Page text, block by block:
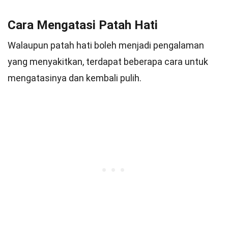
Cara Mengatasi Patah Hati
Walaupun patah hati boleh menjadi pengalaman
yang menyakitkan, terdapat beberapa cara untuk
mengatasinya dan kembali pulih.